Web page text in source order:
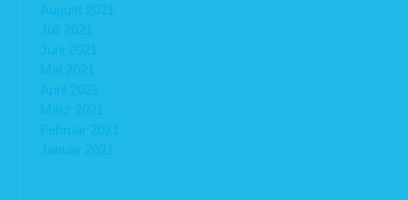
August 2021
Juli 2021
Juni 2021
Mai 2021
April 2021
März 2021
Februar 2021
Januar 2021